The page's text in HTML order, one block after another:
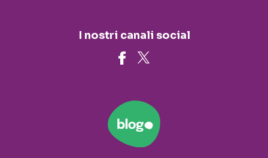
I nostri canali social